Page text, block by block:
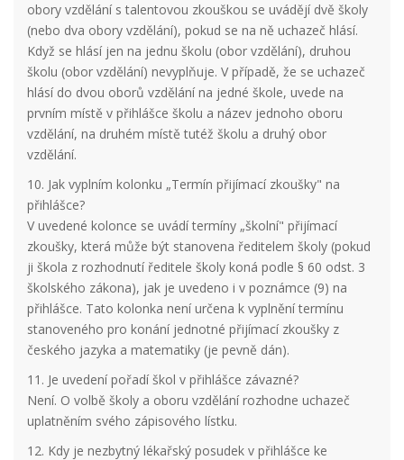
obory vzdělání s talentovou zkouškou se uvádějí dvě školy
(nebo dva obory vzdělání), pokud se na ně uchazeč hlásí.
Když se hlásí jen na jednu školu (obor vzdělání), druhou
školu (obor vzdělání) nevyplňuje. V případě, že se uchazeč
hlásí do dvou oborů vzdělání na jedné škole, uvede na
prvním místě v přihlášce školu a název jednoho oboru
vzdělání, na druhém místě tutéž školu a druhý obor
vzdělání.
10. Jak vyplním kolonku „Termín přijímací zkoušky" na
přihlášce?
V uvedené kolonce se uvádí termíny „školní" přijímací
zkoušky, která může být stanovena ředitelem školy (pokud
ji škola z rozhodnutí ředitele školy koná podle § 60 odst. 3
školského zákona), jak je uvedeno i v poznámce (9) na
přihlášce. Tato kolonka není určena k vyplnění termínu
stanoveného pro konání jednotné přijímací zkoušky z
českého jazyka a matematiky (je pevně dán).
11. Je uvedení pořadí škol v přihlášce závazné?
Není. O volbě školy a oboru vzdělání rozhodne uchazeč
uplatněním svého zápisového lístku.
12. Kdy je nezbytný lékařský posudek v přihlášce ke